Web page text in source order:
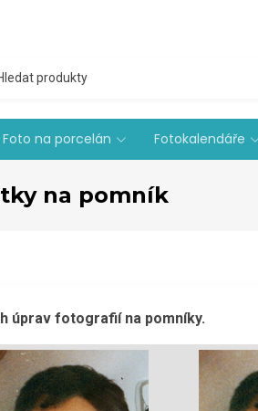
Foto na porcelán Fotokalendáře
na pomník
úprav fotografií na pomníky.